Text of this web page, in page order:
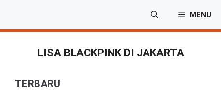
isi
MENU
LISA BLACKPINK DI JAKARTA
TERBARU